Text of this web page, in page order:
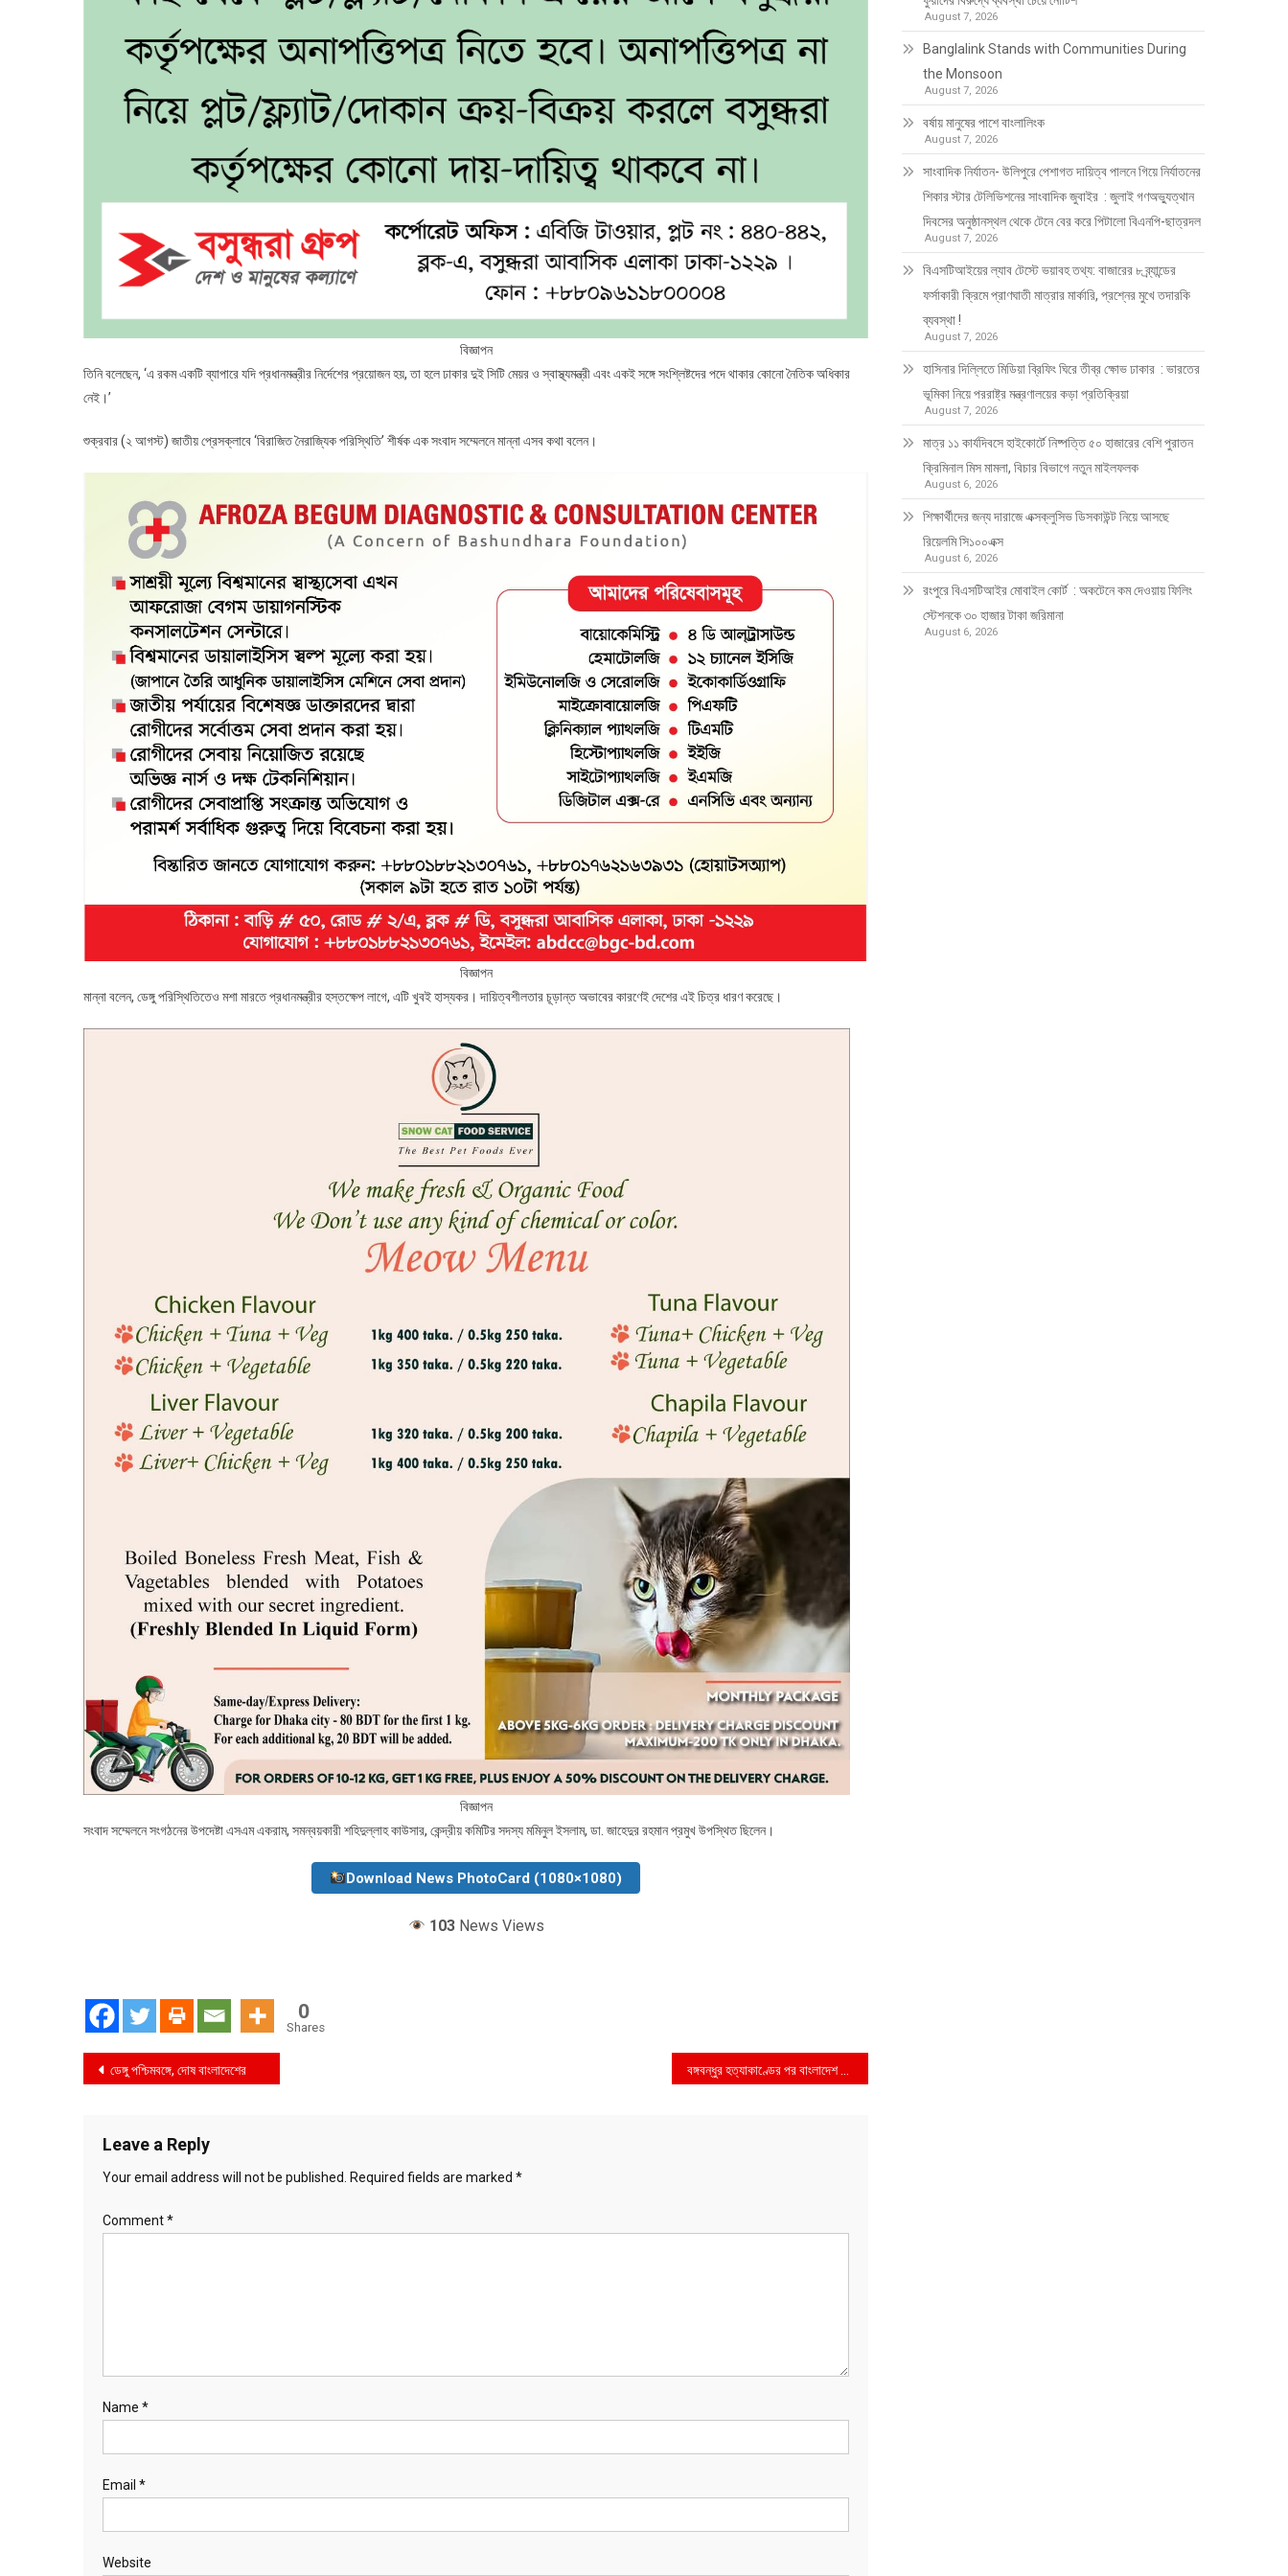
বিজ্ঞাপন
তিনি বলেছেন, ‘এ রকম একটি ব্যাপারে যদি প্রধানমন্ত্রীর নির্দেশের প্রয়োজন হয়, তা হলে ঢাকার দুই সিটি মেয়র ও স্বাস্থ্যমন্ত্রী এবং একই সঙ্গে সংশ্লিষ্টদের পদে থাকার কোনো নৈতিক অধিকার
নেই।’
শুক্রবার (২ আগস্ট) জাতীয় প্রেসক্লাবে ‘বিরাজিত নৈরাজ্যিক পরিস্থিতি’ শীর্ষক এক সংবাদ সম্মেলনে মান্না এসব কথা বলেন।
বিজ্ঞাপন
মান্না বলেন, ডেঙ্গু পরিস্থিতিতেও মশা মারতে প্রধানমন্ত্রীর হস্তক্ষেপ লাগে, এটি খুবই হাস্যকর। দায়িত্বশীলতার চূড়ান্ত অভাবের কারণেই দেশের এই চিত্র ধারণ করেছে।
বিজ্ঞাপন
সংবাদ সম্মেলনে সংগঠনের উপদেষ্টা এসএম একরাম, সমন্বয়কারী শহিদুল্লাহ কাউসার, কেন্দ্রীয় কমিটির সদস্য মমিনুল ইসলাম, ডা. জাহেদুর রহমান প্রমুখ উপস্থিত ছিলেন।
Download News PhotoCard (1080×1080)
103News Views
0
Shares
Post
ডেঙ্গু পশ্চিমবঙ্গে, দোষ বাংলাদেশের
Leave a Reply
Your email address will not be published. Required fields are marked *
Comment*
Name *
Email *
Website
August 7, 2026
Banglalink Stands with Communities During
the Monsoon
August 7, 2026
বর্ষায় মানুষের পাশে বাংলালিংক
August 7, 2026
সাংবাদিক নির্যাতন- উলিপুরে পেশাগত দায়িত্ব পালনে গিয়ে নির্যাতনের
শিকার স্টার টেলিভিশনের সাংবাদিক জুবাইর : জুলাই গণঅভ্যুত্থান
দিবসের অনুষ্ঠানস্থল থেকে টেনে বের করে পিটালো বিএনপি-ছাত্রদল
August 7, 2026
বিএসটিআইয়ের ল্যাব টেস্টে ভয়াবহ তথ্য: বাজারের ৮ ব্র্যান্ডের
ফর্সাকারী ক্রিমে প্রাণঘাতী মাত্রার মার্কারি, প্রশ্নের মুখে তদারকি
ব্যবস্থা !
August 7, 2026
হাসিনার দিল্লিতে মিডিয়া ব্রিফিং ঘিরে তীব্র ক্ষোভ ঢাকার : ভারতের
ভূমিকা নিয়ে পররাষ্ট্র মন্ত্রণালয়ের কড়া প্রতিক্রিয়া
August 7, 2026
মাত্র ১১ কার্যদিবসে হাইকোর্টে নিষ্পত্তি ৫০ হাজারের বেশি পুরাতন
ক্রিমিনাল মিস মামলা, বিচার বিভাগে নতুন মাইলফলক
August 6, 2026
শিক্ষার্থীদের জন্য দারাজে এক্সক্লুসিভ ডিসকাউন্ট নিয়ে আসছে
রিয়েলমি সি১০০এক্স
August 6, 2026
রংপুরে বিএসটিআইর মোবাইল কোর্ট : অকটেনে কম দেওয়ায় ফিলিং
স্টেশনকে ৩০ হাজার টাকা জরিমানা
August 6, 2026